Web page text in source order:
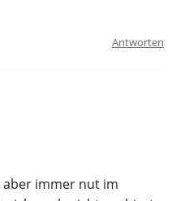
Antworten
aber immer nut im